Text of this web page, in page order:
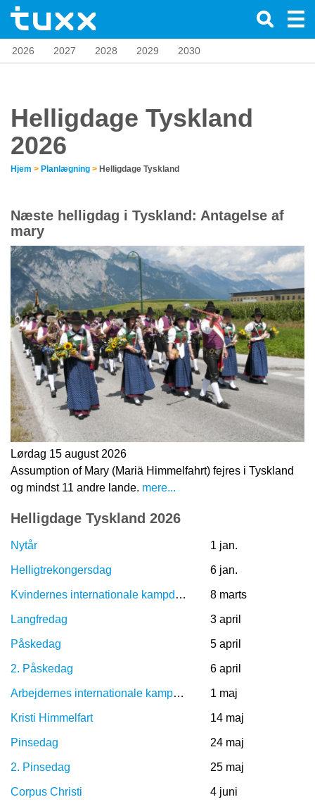
2026 2027 2028 2029 2030
Helligdage Tyskland
2026
Hjem > Planlægning > Helligdage Tyskland
Næste helligdag i Tyskland: Antagelse af
mary
Lørdag 15 august 2026
Assumption of Mary (Mariä Himmelfahrt) fejres i Tyskland
og mindst 11 andre lande. mere...
Helligdage Tyskland 2026
Nytår 1 jan.
Helligtrekongersdag 6 jan.
Kvindernes internationale kampdag 8 marts
Langfredag 3 april
Påskedag 5 april
2. Påskedag 6 april
Arbejdernes internationale kampdag 1 maj
Kristi Himmelfart 14 maj
Pinsedag 24 maj
2. Pinsedag 25 maj
Corpus Christi 4 juni